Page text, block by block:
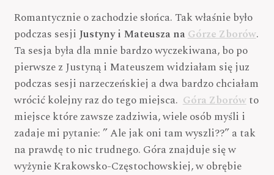
Romantycznie o zachodzie słońca. Tak właśnie było
podczas sesji Justyny i Mateusza naGórze Zborów.
Ta sesja była dla mnie bardzo wyczekiwana, bo po
pierwsze z Justyną i Mateuszem widziałam się juz
podczas sesji narzeczeńskiej a dwa bardzo chciałam
wrócić kolejny raz do tego miejsca. Góra Zborówto
miejsce które zawsze zadziwia, wiele osób myśli i
zadaje mi pytanie: ” Ale jak oni tam wyszli??” a tak
na prawdę to nic trudnego. Góra znajduje się w
wyżynie Krakowsko-Częstochowskiej, w obrębie